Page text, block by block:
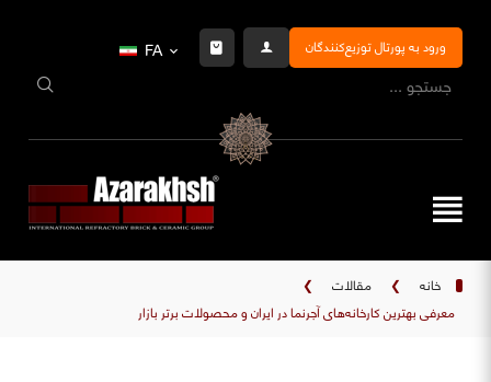
ورود به پورتال توزیع‌کنندگان FA
خانه ❯ مقالات
❯
معرفی بهترین کارخانه‌های آجرنما در ایران و محصولات برتر بازار